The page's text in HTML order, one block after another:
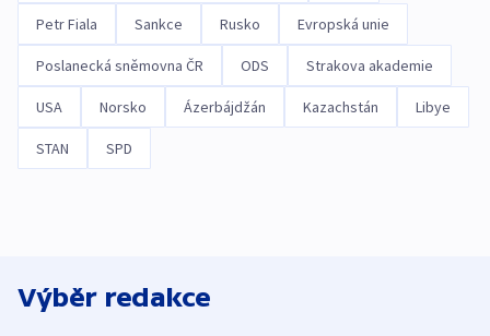
Petr Fiala Sankce Rusko Evropská unie
Poslanecká sněmovna ČR ODS Strakova akademie
USA Norsko Ázerbájdžán Kazachstán Libye
STAN SPD
Výběr redakce